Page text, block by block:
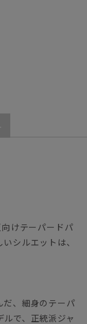
けテーパードパ
シルエットは、
だ、細身のテーパ
で、正統派ジャ